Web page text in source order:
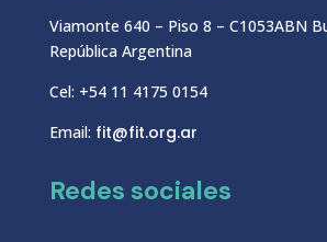
Viamonte 640 – Piso 8 – C1053ABN
República Argentina
Cel: +54 11 4175 0154
Email: fit@fit.org.ar
Redes sociales